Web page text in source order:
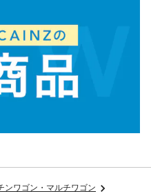
ンワゴン・マルチワゴン